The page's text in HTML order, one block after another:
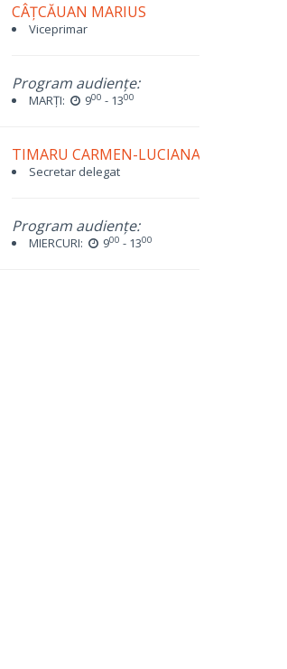
CÂȚCĂUAN MARIUS
Viceprimar
Program audiențe:
MARȚI: 900 - 1300
TIMARU CARMEN-LUCIANA
Secretar delegat
Program audiențe:
MIERCURI: 900 - 1300